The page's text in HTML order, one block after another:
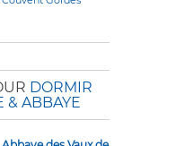
DORMIR
& ABBAYE